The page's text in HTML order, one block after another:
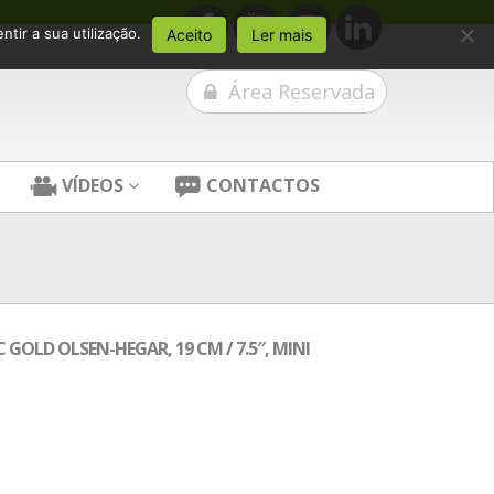
Área Reservada
VÍDEOS CONTACTOS
GOLD OLSEN-HEGAR, 19 CM / 7.5″, MINI
a sua utilização. Aceito Ler mais